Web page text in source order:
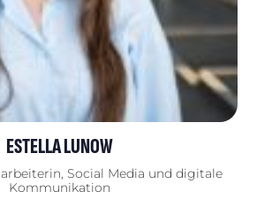
ESTELLA LUNOW
Social Media und digitale
Kommunikation